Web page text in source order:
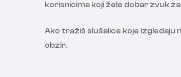
korisnicima koji žele dobar zvuk
Ako tražiš slušalice koje izgledaju
obzir.